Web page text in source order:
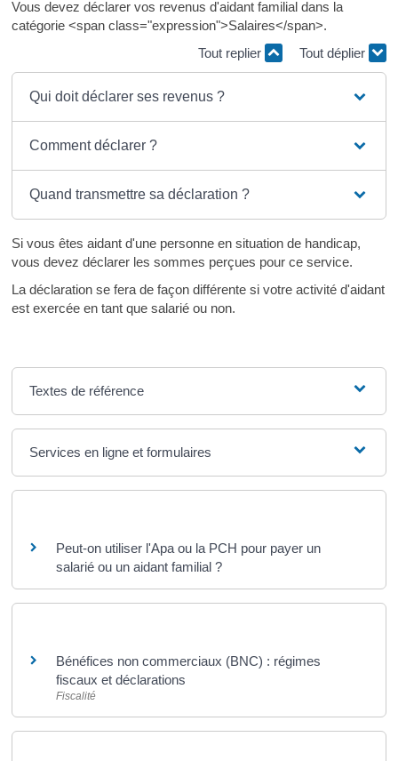
Vous devez déclarer vos revenus d'aidant familial dans la
catégorie <span class="expression">Salaires</span>.
Tout replier
Tout déplier
Qui doit déclarer ses revenus ?
Comment déclarer ?
Quand transmettre sa déclaration ?
Si vous êtes aidant d'une personne en situation de handicap,
vous devez déclarer les sommes perçues pour ce service.
La déclaration se fera de façon différente si votre activité d'aidant
est exercée en tant que salarié ou non.
Textes de référence
Services en ligne et formulaires
Peut-on utiliser l'Apa ou la PCH pour payer un
salarié ou un aidant familial ?
Bénéfices non commerciaux (BNC) : régimes
fiscaux et déclarations
Fiscalité